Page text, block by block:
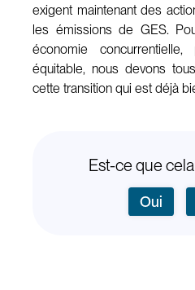
exigent maintenant des
les émissions de GES.
économie
équitable, nous devons
cette transition qui est déjà
Est-ce que
Oui